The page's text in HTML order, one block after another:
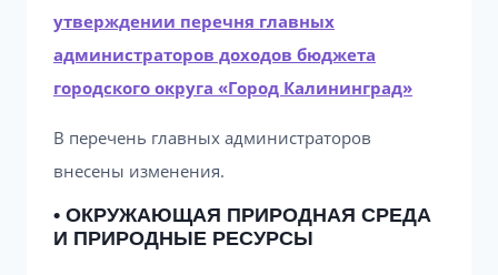
утверждении перечня главных
администраторов доходов бюджета
городского округа «Город Калининград»
В перечень главных администраторов
внесены изменения.
• ОКРУЖАЮЩАЯ ПРИРОДНАЯ СРЕДА
И ПРИРОДНЫЕ РЕСУРСЫ